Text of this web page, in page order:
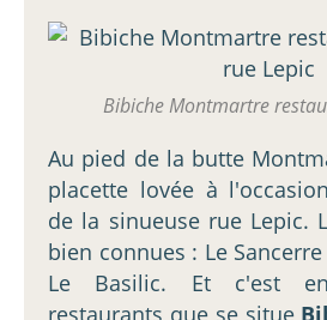
Bibiche Montmartre
Au pied de la butte
placette lovée à
de la sinueuse rue Lepic.
bien connues : Le
Le Basilic. Et c'est
restaurants que se situe